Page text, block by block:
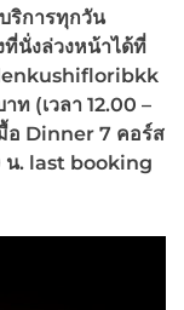
ริการทุกวัน
นั่งล่วงหน้าได้ที่
าท (เวลา 12.00 –
อ Dinner 7 คอร์ส
น. last booking